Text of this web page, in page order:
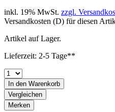
inkl. 19% MwSt. zzgl.
Versandkosten (D) für diesen
Artikel auf Lager.
Lieferzeit: 2-5 Tage**
In den Warenkorb
Vergleichen
Merken